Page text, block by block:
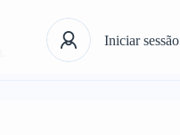
Iniciar sessão